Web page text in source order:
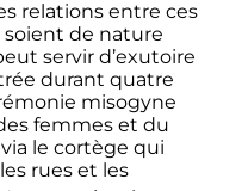
relations entre ces
de nature
servir d’exutoire
durant quatre
misogyne
femmes et du
le cortège qui
rues et les